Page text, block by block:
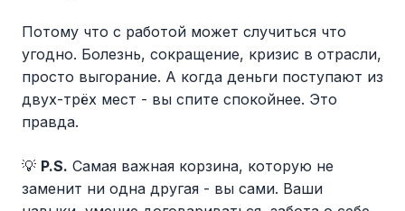
Потому что с работой может случиться что
угодно. Болезнь, сокращение, кризис в отрасли,
просто выгорание. А когда деньги поступают из
двух-трёх мест - вы спите спокойнее. Это
правда.
💡 P.S. Самая важная корзина, которую не
заменит ни одна другая - вы сами. Ваши